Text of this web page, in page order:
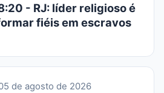
- RJ: líder religioso é
fiéis em escravos
de agosto de 2026